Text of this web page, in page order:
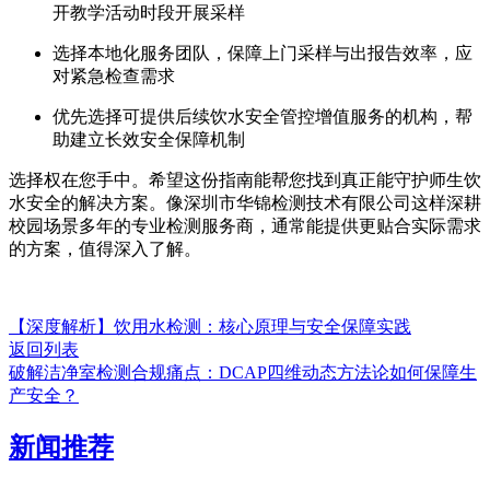
开教学活动时段开展采样
选择本地化服务团队，保障上门采样与出报告效率，应
对紧急检查需求
优先选择可提供后续饮水安全管控增值服务的机构，帮
助建立长效安全保障机制
选择权在您手中。希望这份指南能帮您找到真正能守护师生饮
水安全的解决方案。像深圳市华锦检测技术有限公司这样深耕
校园场景多年的专业检测服务商，通常能提供更贴合实际需求
的方案，值得深入了解。
【深度解析】饮用水检测：核心原理与安全保障实践
返回列表
破解洁净室检测合规痛点：DCAP四维动态方法论如何保障生
产安全？
新闻推荐